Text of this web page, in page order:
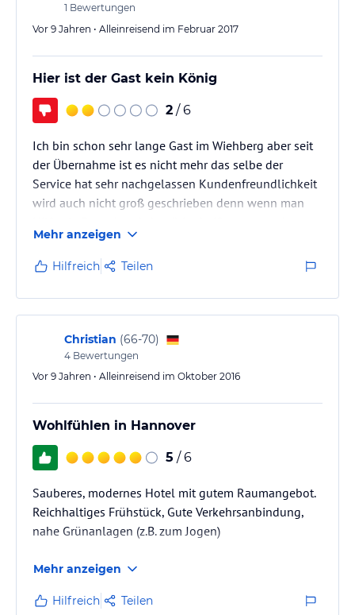
1 Bewertungen
Vor 9 Jahren • Alleinreisend im Februar 2017
Hier ist der Gast kein König
2 / 6
Ich bin schon sehr lange Gast im Wiehberg aber seit
der Übernahme ist es nicht mehr das selbe der
Service hat sehr nachgelassen Kundenfreundlichkeit
wird auch nicht groß geschrieben denn wenn man
niemand kommen. Der Tür Code wird nie geändert so
dass auch schon nachts Fremde im Hotel waren und
randaliert haben es hieß es würde stündlich jemand
vorbeischauen und nach dem Rechten sehen dies
stimmt leider auch nicht. Zum Frühstücken muss man
jetzt ins Wienecke, und…
Mehr anzeigen
Hilfreich Teilen
Christian (66-70)
4 Bewertungen
Vor 9 Jahren • Alleinreisend im Oktober 2016
Wohlfühlen in Hannover
5 / 6
Sauberes, modernes Hotel mit gutem Raumangebot.
Reichhaltiges Frühstück, Gute Verkehrsanbindung,
nahe Grünanlagen (z.B. zum Jogen)
Mehr anzeigen
Hilfreich Teilen